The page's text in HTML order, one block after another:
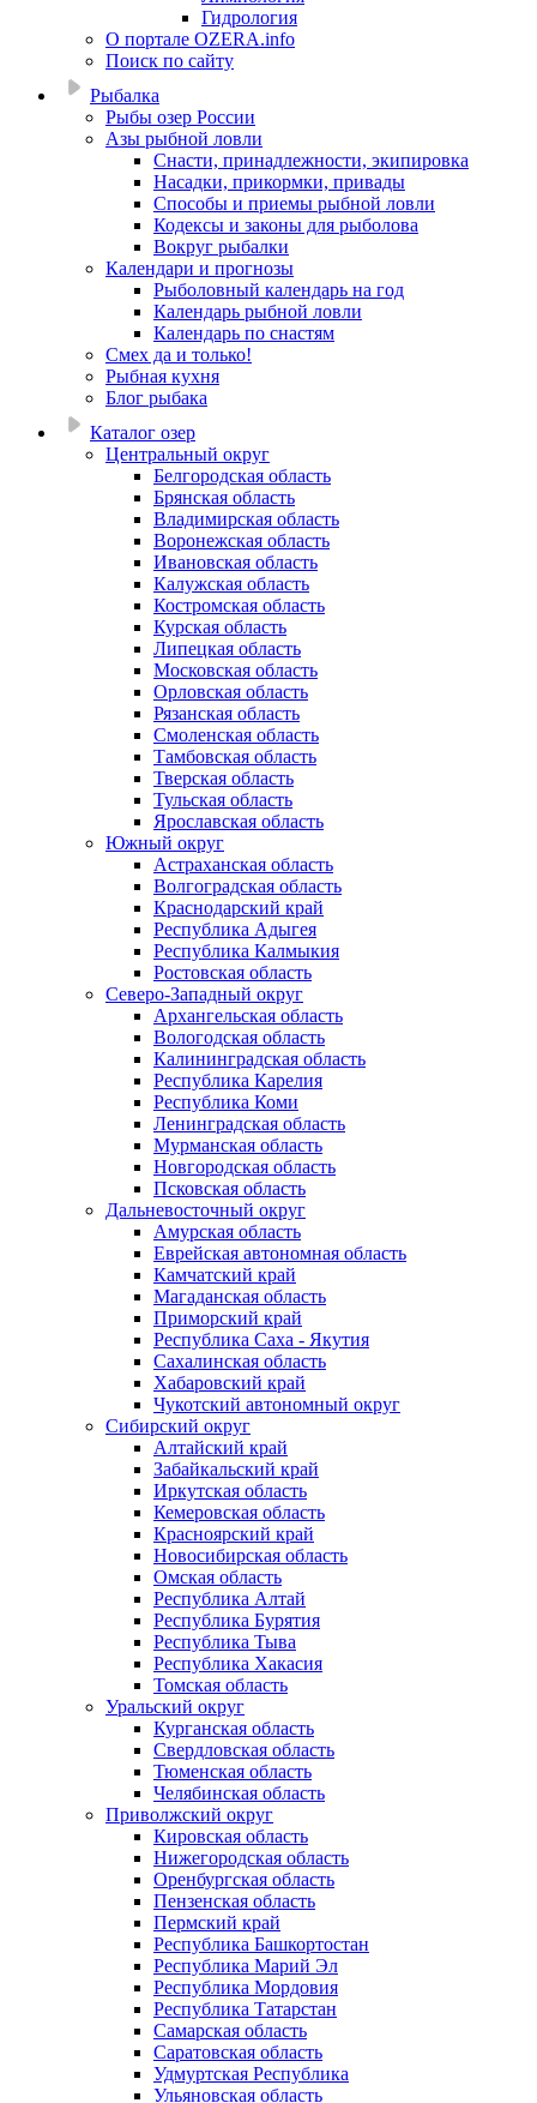
Гидрология
О портале OZERA.info
Поиск по сайту
Рыбалка
Рыбы озер России
Азы рыбной ловли
Снасти, принадлежности, экипировка
Насадки, прикормки, привады
Способы и приемы рыбной ловли
Кодексы и законы для рыболова
Вокруг рыбалки
Календари и прогнозы
Рыболовный календарь на год
Календарь рыбной ловли
Календарь по снастям
Смех да и только!
Рыбная кухня
Блог рыбака
Каталог озер
Центральный округ
Белгородская область
Брянская область
Владимирская область
Воронежская область
Ивановская область
Калужская область
Костромская область
Курская область
Липецкая область
Московская область
Орловская область
Рязанская область
Смоленская область
Тамбовская область
Тверская область
Тульская область
Ярославская область
Южный округ
Астраханская область
Волгоградская область
Краснодарский край
Республика Адыгея
Республика Калмыкия
Ростовская область
Северо-Западный округ
Архангельская область
Вологодская область
Калининградская область
Республика Карелия
Республика Коми
Ленинградская область
Мурманская область
Новгородская область
Псковская область
Дальневосточный округ
Амурская область
Еврейская автономная область
Камчатский край
Магаданская область
Приморский край
Республика Саха - Якутия
Сахалинская область
Хабаровский край
Чукотский автономный округ
Сибирский округ
Алтайский край
Забайкальский край
Иркутская область
Кемеровская область
Красноярский край
Новосибирская область
Омская область
Республика Алтай
Республика Бурятия
Республика Тыва
Республика Хакасия
Томская область
Уральский округ
Курганская область
Свердловская область
Тюменская область
Челябинская область
Приволжский округ
Кировская область
Нижегородская область
Оренбургская область
Пензенская область
Пермский край
Республика Башкортостан
Республика Марий Эл
Республика Мордовия
Республика Татарстан
Самарская область
Саратовская область
Удмуртская Республика
Ульяновская область